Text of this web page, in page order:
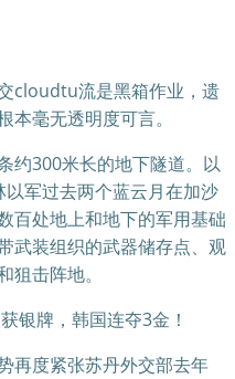
cloudtu流是黑箱作业，遗
毫无透明度可言。
约300米长的地下隧道。以
军过去两个蓝云月在加沙
百处地上和地下的军用基础
武装组织的武器储存点、观
击阵地。
再度紧张苏丹外交部去年